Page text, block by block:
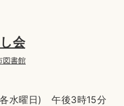
会
図書館
水曜日) 午後3時15分